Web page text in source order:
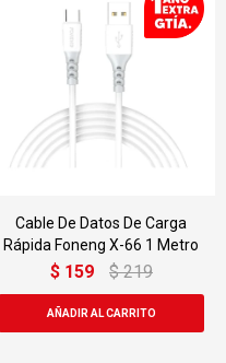
Cable De Datos De Carga
Rápida Foneng X-66 1 Metro
$ 159 $ 219